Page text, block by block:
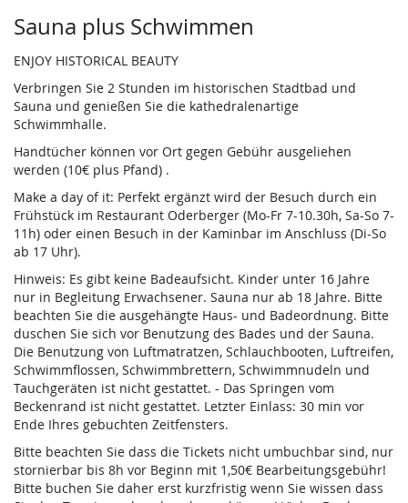
Sauna plus Schwimmen
ENJOY HISTORICAL BEAUTY
Verbringen Sie 2 Stunden im historischen Stadtbad und
Sauna und genießen Sie die kathedralenartige
Schwimmhalle.
Handtücher können vor Ort gegen Gebühr ausgeliehen
werden (10€ plus Pfand) .
Make a day of it: Perfekt ergänzt wird der Besuch durch ein
Frühstück im Restaurant Oderberger (Mo-Fr 7-10.30h, Sa-So 7-
11h) oder einen Besuch in der Kaminbar im Anschluss (Di-So
ab 17 Uhr).
Hinweis: Es gibt keine Badeaufsicht. Kinder unter 16 Jahre
nur in Begleitung Erwachsener. Sauna nur ab 18 Jahre. Bitte
beachten Sie die ausgehängte Haus- und Badeordnung. Bitte
duschen Sie sich vor Benutzung des Bades und der Sauna.
Die Benutzung von Luftmatratzen, Schlauchbooten, Luftreifen,
Schwimmflossen, Schwimmbrettern, Schwimmnudeln und
Tauchgeräten ist nicht gestattet. - Das Springen vom
Beckenrand ist nicht gestattet. Letzter Einlass: 30 min vor
Ende Ihres gebuchten Zeitfensters.
Bitte beachten Sie dass die Tickets nicht umbuchbar sind, nur
stornierbar bis 8h vor Beginn mit 1,50€ Bearbeitungsgebühr!
Bitte buchen Sie daher erst kurzfristig wenn Sie wissen dass